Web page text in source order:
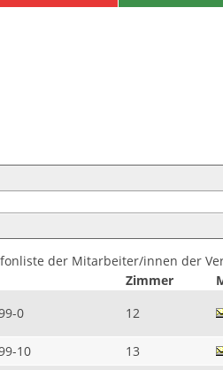
der Mitarbeiter/innen der
Zimmer
0 12
10 13